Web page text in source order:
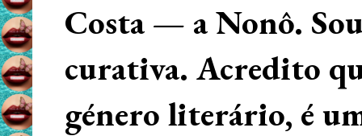
Costa — a Nonô.
curativa. Acredito
género literário, é